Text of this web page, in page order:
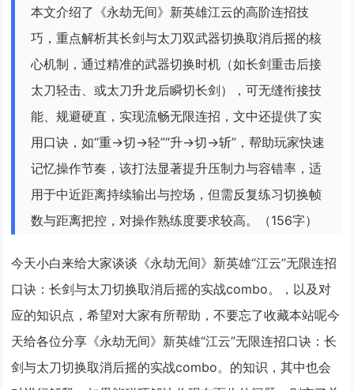
本文介绍了《永劫无间》新英雄江云的高阶连招技
巧，重点解析其长剑与太刀双武器切换取消后摇的核
心机制，通过精准的武器切换时机（如长剑重击后接
太刀轻击、或太刀升龙后瞬切长剑），可无缝衔接技
能、规避硬直，实现流畅无限连招，文中还提供了实
用口诀，如“重→切→轻”“升→切→斩”，帮助玩家快速
记忆操作节奏，该打法显著提升压制力与容错率，适
用于中近距离持续输出与控场，但需反复练习切换帧
数与距离把控，对操作熟练度要求较高。（156字）
今天小白来给大家谈谈《永劫无间》新英雄“江云”无限连招
口诀：长剑与太刀切换取消后摇的实战combo。，以及对
应的知识点，希望对大家有所帮助，不要忘了收藏本站呢今
天给各位分享《永劫无间》新英雄“江云”无限连招口诀：长
剑与太刀切换取消后摇的实战combo。的知识，其中也会